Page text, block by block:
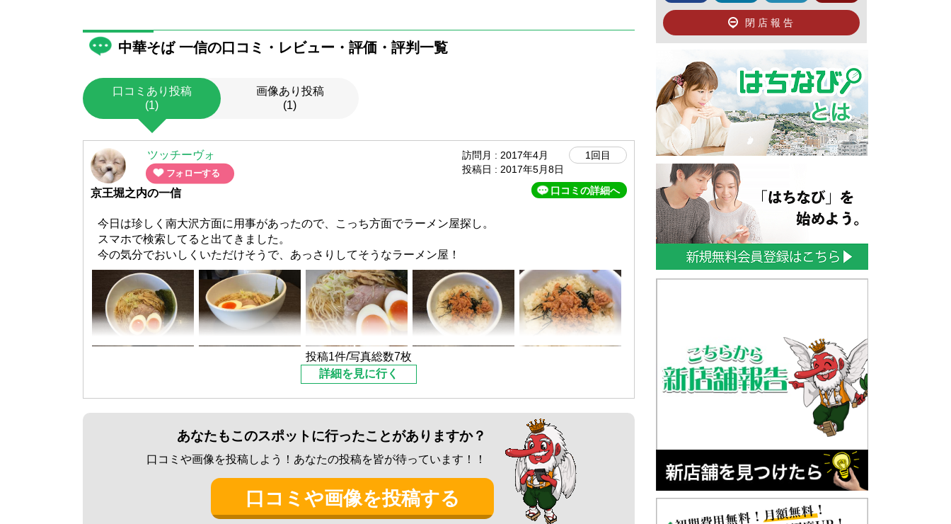
中華そば 一信の口コミ・レビュー・評価・評判一覧
口コミあり投稿
(1)
画像あり投稿
(1)
ツッチーヴォ
フォローする
訪問月 : 2017年4月
1回目
投稿日 : 2017年5月8日
京王堀之内の一信 口コミの詳細へ
今日は珍しく南大沢方面に用事があったので、こっち方面でラーメン屋探し。
スマホで検索してると出てきました。
今の気分でおいしくいただけそうで、あっさりしてそうなラーメン屋！
「一信」さん初来訪です。
店の裏手に駐車場があります。
券売機でさっそく和節醤油と出汁鮭茶漬けを購入。
待つこと10分弱。
ラーメンから先に到着です。
う~んあっさりです。
濃いラーメンばかり食べてると無性にあっさり系が食べたくなりますが、僕の中では一信さんのラーメ
ンはその条件にぴったりです。
器が斜め作られているので、なんか変わってて面白かったです。
斜めの器は食べやすいのでちょっとほしくなりましたｗ
投稿1件/写真総数7枚
詳細を見に行く
あなたもこのスポットに行ったことがありますか？
口コミや画像を投稿しよう！あなたの投稿を皆が待っています！！
口コミや画像を投稿する
閉店報告